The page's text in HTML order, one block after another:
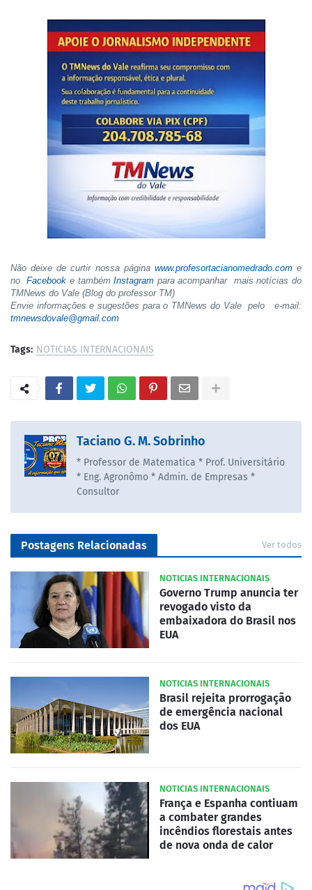
Não deixe de curtir nossa página www.profesortacianomedrado.come
noFacebook e tambémInstagram para acompanhar mais notícias do
TMNews do Vale (Blog do professor TM)
Envie informações e sugestões para o TMNews do Vale pelo e-mail:
tmnewsdovale@gmail.com
Tags: NOTICIAS INTERNACIONAIS
Taciano G. M. Sobrinho
* Professor de Matematica * Prof. Universitário
* Eng. Agronômo * Admin. de Empresas *
Consultor
Postagens Relacionadas Ver todos
NOTICIAS INTERNACIONAIS
Governo Trump anuncia ter
revogado visto da
embaixadora do Brasil nos
EUA
NOTICIAS INTERNACIONAIS
Brasil rejeita prorrogação
de emergência nacional
dos EUA
NOTICIAS INTERNACIONAIS
França e Espanha contiuam
a combater grandes
incêndios florestais antes
de nova onda de calor